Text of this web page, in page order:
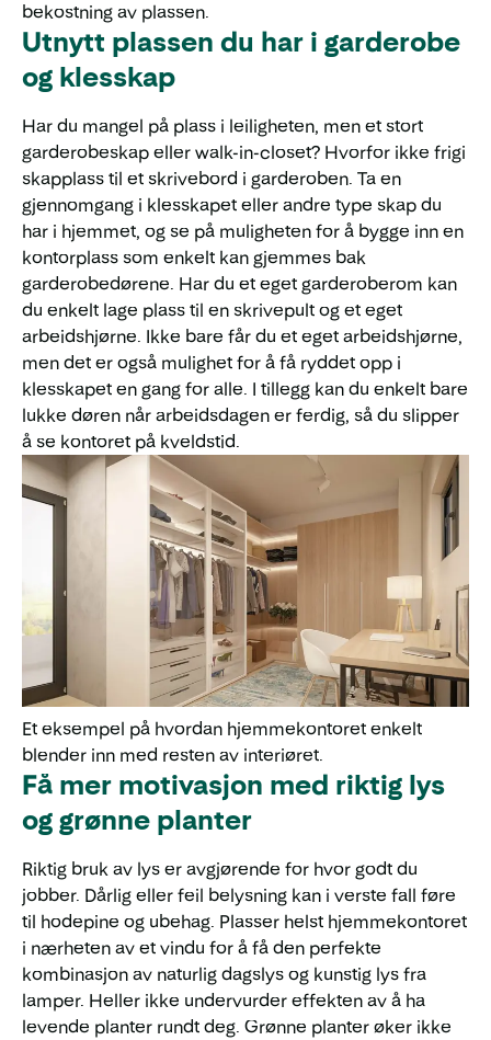
bekostning av plassen.
Utnytt plassen du har i garderobe
og klesskap
Har du mangel på plass i leiligheten, men et stort
garderobeskap eller walk-in-closet? Hvorfor ikke frigi
skapplass til et skrivebord i garderoben. Ta en
gjennomgang i klesskapet eller andre type skap du
har i hjemmet, og se på muligheten for å bygge inn en
kontorplass som enkelt kan gjemmes bak
garderobedørene. Har du et eget garderoberom kan
du enkelt lage plass til en skrivepult og et eget
arbeidshjørne. Ikke bare får du et eget arbeidshjørne,
men det er også mulighet for å få ryddet opp i
klesskapet en gang for alle. I tillegg kan du enkelt bare
lukke døren når arbeidsdagen er ferdig, så du slipper
å se kontoret på kveldstid.
Et eksempel på hvordan hjemmekontoret enkelt
blender inn med resten av interiøret.
Få mer motivasjon med riktig lys
og grønne planter
Riktig bruk av lys er avgjørende for hvor godt du
jobber. Dårlig eller feil belysning kan i verste fall føre
til hodepine og ubehag. Plasser helst hjemmekontoret
i nærheten av et vindu for å få den perfekte
kombinasjon av naturlig dagslys og kunstig lys fra
lamper. Heller ikke undervurder effekten av å ha
levende planter rundt deg. Grønne planter øker ikke